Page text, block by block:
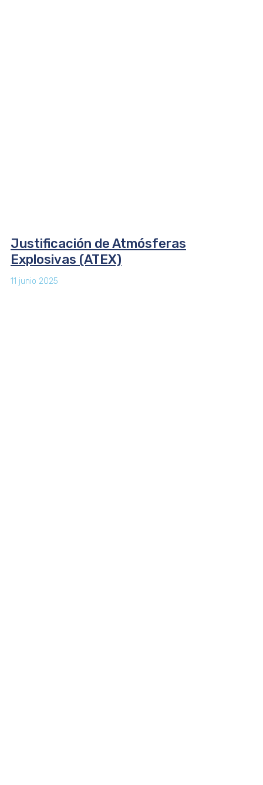
Justificación de Atmósferas
Explosivas (ATEX)
11 junio 2025